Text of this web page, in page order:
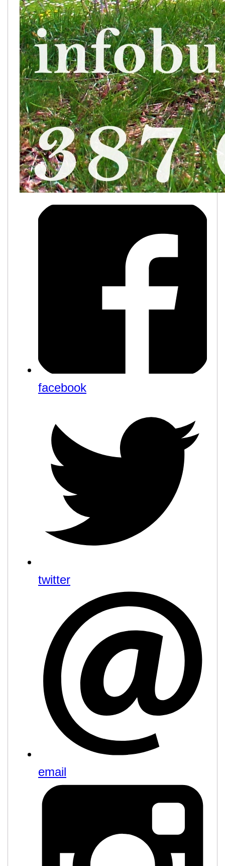
facebook
twitter
email